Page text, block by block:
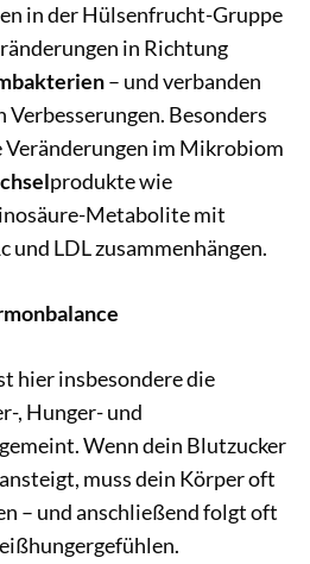
in der Hülsenfrucht-Gruppe
in Richtung
– und verbanden
Besonders
im Mikrobiom
produkte wie
Metabolite mit
LDL zusammenhängen.
hier insbesondere die
, Hunger- und
Wenn dein Blutzucker
muss dein Körper oft
– und anschließend folgt oft